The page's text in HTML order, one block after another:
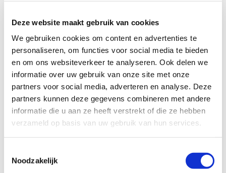
Deze website maakt gebruik van cookies
We gebruiken cookies om content en advertenties te
personaliseren, om functies voor social media te bieden
en om ons websiteverkeer te analyseren. Ook delen we
informatie over uw gebruik van onze site met onze
partners voor social media, adverteren en analyse. Deze
partners kunnen deze gegevens combineren met andere
informatie die u aan ze heeft verstrekt of die ze hebben
verzameld op basis van uw gebruik van hun services.
Noodzakelijk
Begraafplaatsen
Keuze van Crematorium
Is er de wens dat u een crematie voor uw naaste laat
verzorgen dan dient zich de keuze aan van welk
crematorium u hierbij gebruik wilt gaan maken. Zijn er
voor hetzelfde crematorium gekozen. Maar dit is